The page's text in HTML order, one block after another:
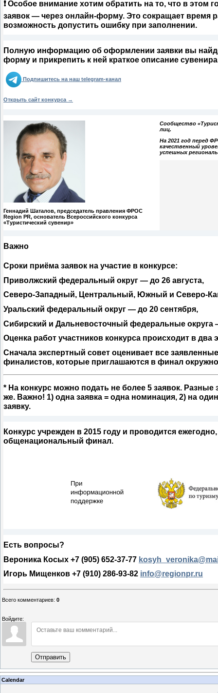
❗Особое внимание хотим обратить на то, что в этом
заявок — через онлайн-форму. Это сокращает время
возможность допустить ошибку при заполнении.⠀
Полную информацию об оформлении заявки вы
форму и прикрепить к ней краткое описание
Подпишитесь на наш telegram-канал
Открыть сайт конкурса →
Геннадий Шаталов, председатель правления ФРОС
Region PR, основатель Всероссийского конкурса
«Туристический сувенир»
Сообщество
лиц.
На 2021 год перед
качественный
успешных
Важно
Сроки приёма заявок на участие в конкурсе:
Приволжский федеральный округ — до 26 августа,
Северо-Западный, Центральный, Южный и Северо-
Уральский федеральный округ — до 20 сентября,
Сибирский и Дальневосточный федеральные
Оценка работ участников конкурса происходит в два
Сначала экспертный совет оценивает все
финалистов, которые приглашаются в финал
* На конкурс можно подать не более 5 заявок.
же. Важно! 1) одна заявка = одна номинация, 2) на
заявку.
Конкурс учрежден в 2015 году и проводится
общенациональный финал.
Есть вопросы?
Вероника Косых +7 (905) 652-37-77
Игорь Мищенков +7 (910) 286-93-82 info@regionpr.ru
Всего комментариев: 0
Войдите:
Отправить
Calendar